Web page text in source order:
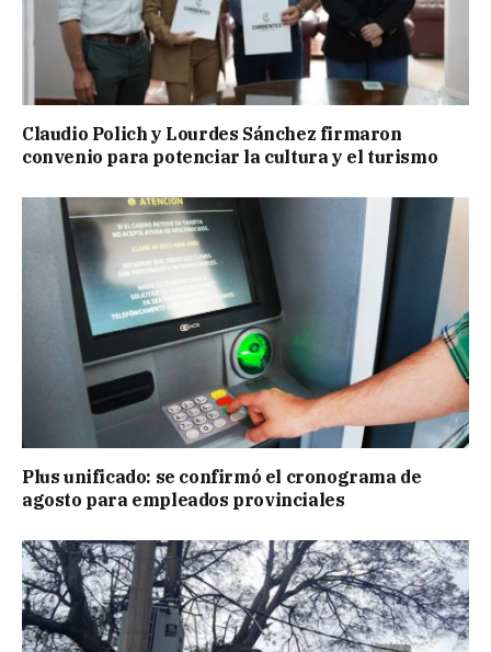
Claudio Polich y Lourdes Sánchez firmaron
convenio para potenciar la cultura y el turismo
Plus unificado: se confirmó el cronograma de
agosto para empleados provinciales